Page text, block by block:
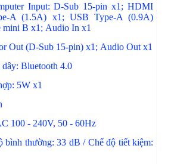
Input: D-Sub 15-pin x1;HDMI
A (1.5A) x1; USB Type-A (0.9A)
mini B x1; Audio In x1
Out (D-Sub 15-pin) x1; Audio Out x1
Bluetooth 4.0
5W x1
100 - 240V, 50 - 60Hz
bình thường: 33 dB / Chế độ tiết kiệm: